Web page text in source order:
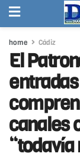
home Cádiz
El
entradas
canales
“todavía